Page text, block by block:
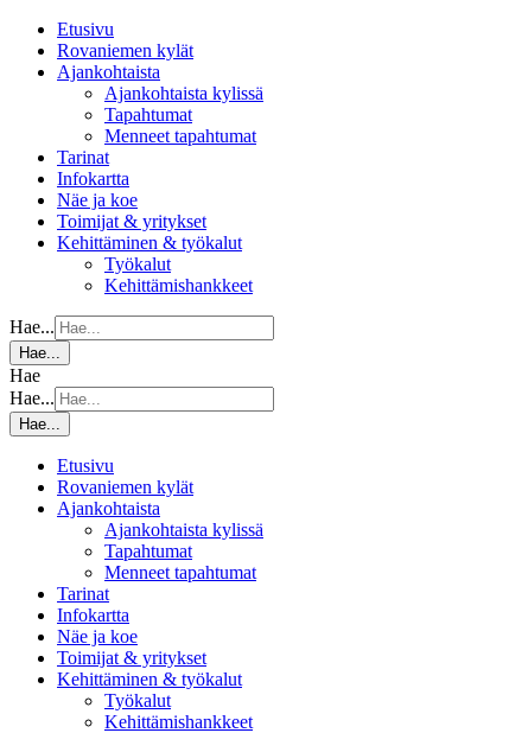
Etusivu
Rovaniemen kylät
Ajankohtaista
Ajankohtaista kylissä
Tapahtumat
Menneet tapahtumat
Tarinat
Infokartta
Näe ja koe
Toimijat & yritykset
Kehittäminen & työkalut
Työkalut
Kehittämishankkeet
Hae...
Hae...
Hae
Hae...
Hae...
Etusivu
Rovaniemen kylät
Ajankohtaista
Ajankohtaista kylissä
Tapahtumat
Menneet tapahtumat
Tarinat
Infokartta
Näe ja koe
Toimijat & yritykset
Kehittäminen & työkalut
Työkalut
Kehittämishankkeet